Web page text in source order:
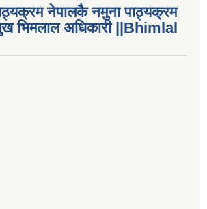
नेपालकै नमुना पाठ्यक्रम
भिमलाल अधिकारी ||Bhimlal